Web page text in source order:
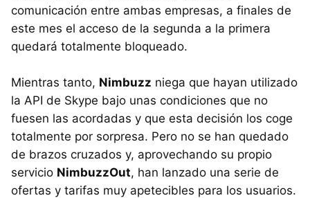
comunicación entre ambas empresas, a finales de
este mes el acceso de la segunda a la primera
quedará totalmente bloqueado.
Mientras tanto, Nimbuzz niega que hayan utilizado
la API de Skype bajo unas condiciones que no
fuesen las acordadas y que esta decisión los coge
totalmente por sorpresa. Pero no se han quedado
de brazos cruzados y, aprovechando su propio
servicio NimbuzzOut, han lanzado una serie de
ofertas y tarifas muy apetecibles para los usuarios.